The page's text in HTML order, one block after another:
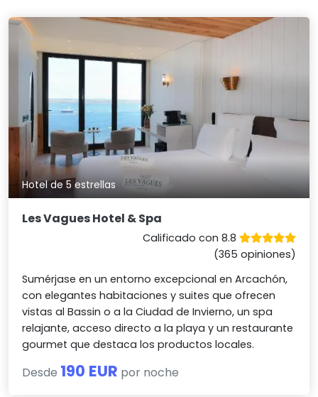
Hotel de 5 estrellas
Les Vagues Hotel & Spa
Calificado con 8.8
(365 opiniones)
Sumérjase en un entorno excepcional en Arcachón,
con elegantes habitaciones y suites que ofrecen
vistas al Bassin o a la Ciudad de Invierno, un spa
relajante, acceso directo a la playa y un restaurante
gourmet que destaca los productos locales.
Desde 190 EUR por noche